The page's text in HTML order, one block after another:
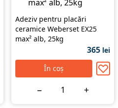
Adeziv pentru placări
ceramice Weberset EX25
max² alb, 25kg
365 lei
În coș
− +